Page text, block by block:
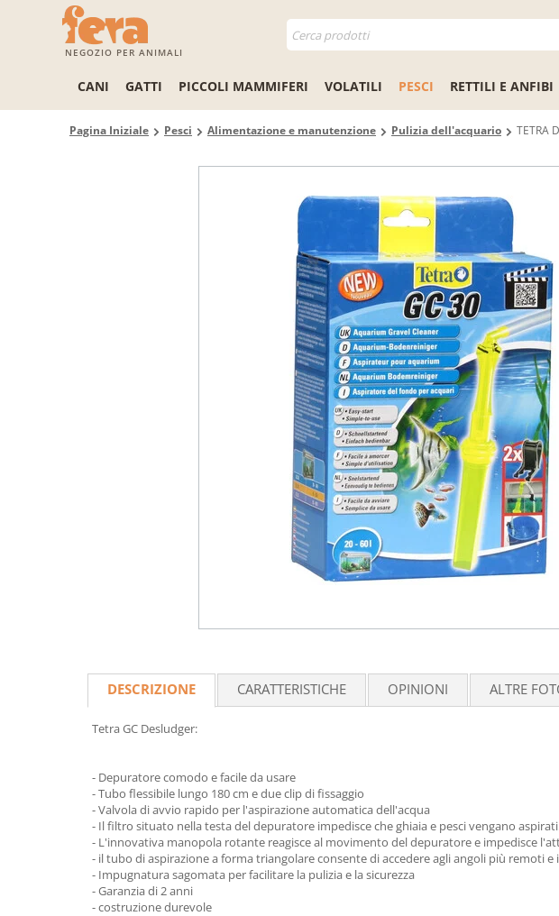
NEGOZIO PER ANIMALI
CANI GATTI PICCOLI MAMMIFERI VOLATILI PESCI RETTILI E ANFIBI
Pagina Iniziale Pesci Alimentazione e manutenzione Pulizia dell'acquario TETRA
DESCRIZIONE CARATTERISTICHE OPINIONI ALTRE
Tetra GC Desludger:
- Depuratore comodo e facile da usare
- Tubo flessibile lungo 180 cm e due clip di fissaggio
- Valvola di avvio rapido per l'aspirazione automatica dell'acqua
- Il filtro situato nella testa del depuratore impedisce che ghiaia e pesci vengano
- L'innovativa manopola rotante reagisce al movimento del depuratore e impedisce
- il tubo di aspirazione a forma triangolare consente di accedere agli angoli più remoti e
- Impugnatura sagomata per facilitare la pulizia e la sicurezza
- Garanzia di 2 anni
- costruzione durevole